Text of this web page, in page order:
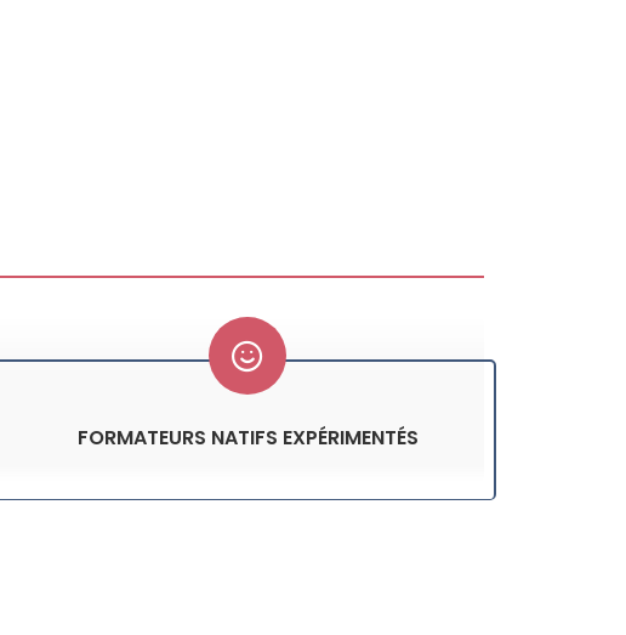
FORMATEURS NATIFS EXPÉRIMENTÉS